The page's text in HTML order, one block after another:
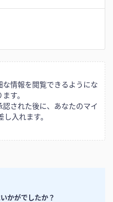
情報を閲覧できるようにな
ます。
された後に、あなたのマイ
入れます。
かがでしたか？